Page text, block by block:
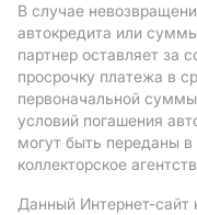
В случае
автокредита или
партнер оставляет за
просрочку платежа в
первоначальной
условий погашения
могут быть переданы
коллекторское
Данный Интернет-сайт